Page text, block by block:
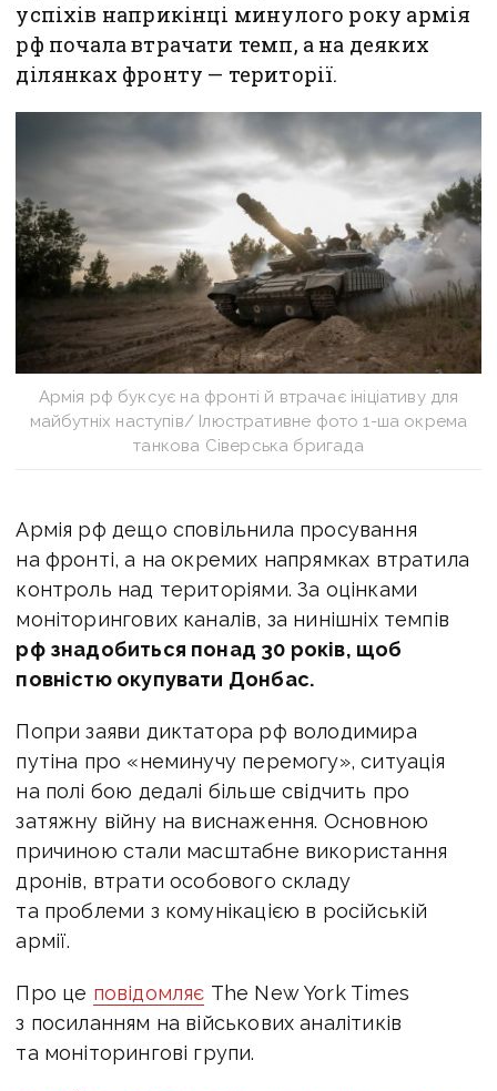
успіхів наприкінці минулого року армія
рф почала втрачати темп, а на деяких
ділянках фронту — території.
Армія рф буксує на фронті й втрачає ініціативу для
майбутніх наступів/ Ілюстративне фото 1-ша окрема
танкова Сіверська бригада
Армія рф дещо сповільнила просування
на фронті, а на окремих напрямках втратила
контроль над територіями. За оцінками
моніторингових каналів, за нинішніх темпів
рф знадобиться понад 30 років, щоб
повністю окупувати Донбас.
Попри заяви диктатора рф володимира
путіна про «неминучу перемогу», ситуація
на полі бою дедалі більше свідчить про
затяжну війну на виснаження. Основною
причиною стали масштабне використання
дронів, втрати особового складу
та проблеми з комунікацією в російській
армії.
Про це повідомляє The New York Times
з посиланням на військових аналітиків
та моніторингові групи.